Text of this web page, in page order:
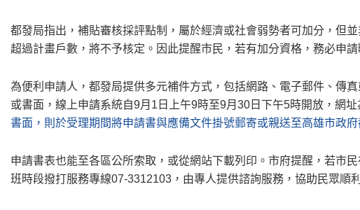
都發局指出，補貼審核採評點制，屬於經濟或社會弱勢者可加分，但
超過計畫戶數，將不予核定。因此提醒市民，若有加分資格，務必申
為便利申請人，都發局提供多元補件方式，包括網路、電子郵件、傳
或書面，線上申請系統自9月1日上午9時至9月30日下午5時開放，網址
書面，則於受理期間將申請書與應備文件掛號郵寄或親送至高雄市政府
申請書表也能至各區公所索取，或從網站下載列印。市府提醒，若市
班時段撥打服務專線07-3312103，由專人提供諮詢服務，協助民眾順